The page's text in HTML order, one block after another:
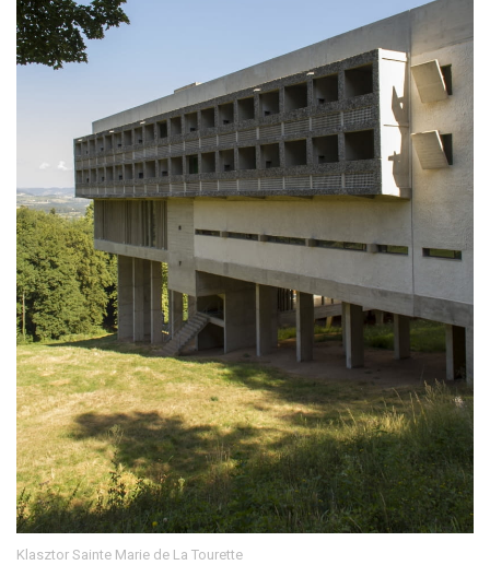
Klasztor Sainte Marie de La Tourette